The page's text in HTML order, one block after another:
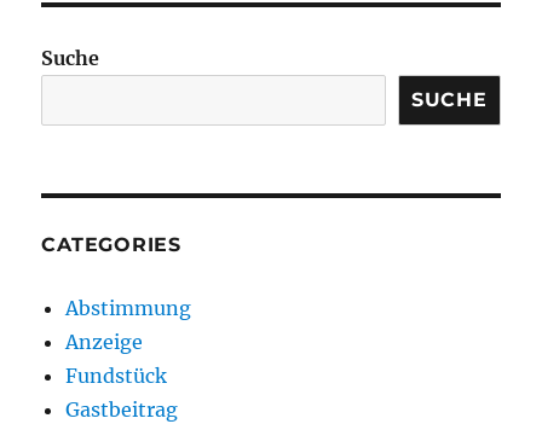
Suche
SUCHE
CATEGORIES
Abstimmung
Anzeige
Fundstück
Gastbeitrag